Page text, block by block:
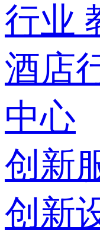
行业
酒店
中心
创新
创新